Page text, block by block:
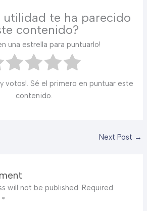
utilidad te ha parecido
contenido?
una estrella para puntuarlo!
votos!. Sé el primero en puntuar este
contenido.
Next Post →
will not be published. Required
*